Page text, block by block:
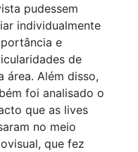
pudessem
individualmente
e
de
área. Além disso,
foi analisado o
que as lives
no meio
que fez